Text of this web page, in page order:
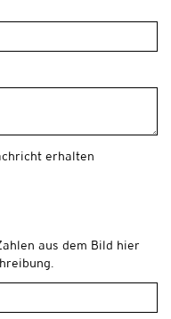
erhalten
aus dem Bild hier